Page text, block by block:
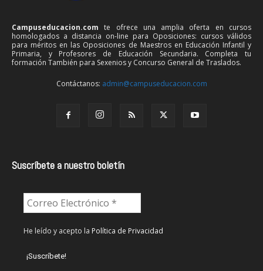
Campuseducacion.com te ofrece una amplia oferta en cursos
homologados a distancia on-line para Oposiciones: cursos válidos
para méritos en las Oposiciones de Maestros en Educación Infantil y
Primaria, y Profesores de Educación Secundaria. Completa tu
formación También para Sexenios y Concurso General de Traslados.
Contáctanos: admin@campuseducacion.com
Suscríbete a nuestro boletín
He leído y acepto la Política de Privacidad